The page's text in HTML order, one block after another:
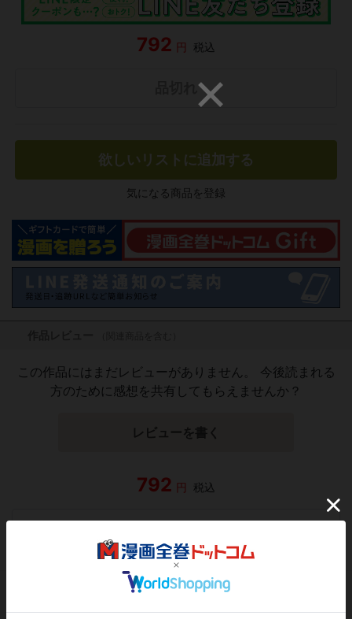
792 円 税込
欲しいリストに追加する
気になる商品を登録
この作品にはまだレビューがありません。 今後読まれる
方のために感想を共有してもらえませんか？
レビューを書く
792 円 税込